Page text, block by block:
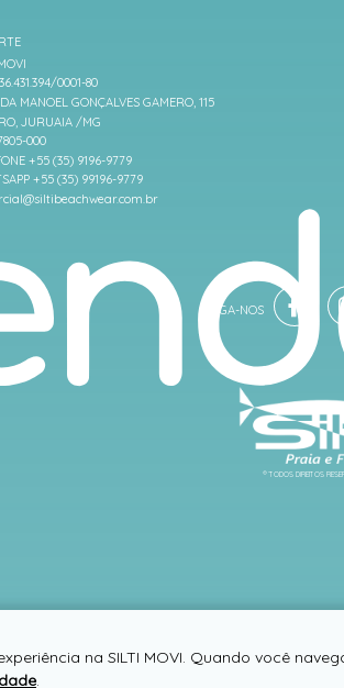
0001-80
MANOEL GONÇALVES GAMERO, 115
JURUAIA /MG
000
+55 (35) 9196-9779
+55 (35) 99196-9779
® TODOS DIREITOS
na SILTI MOVI. Quando você
.